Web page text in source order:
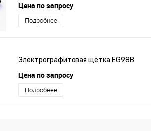
Цена по запросу
Подробнее
Электрографитовая щетка EG98B
Цена по запросу
Подробнее